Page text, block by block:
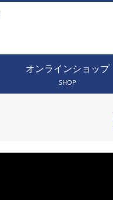
オンラインショップ
SHOP